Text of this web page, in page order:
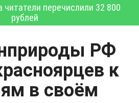
читатели перечислили 32 800
рублей
РФ
к
в своём